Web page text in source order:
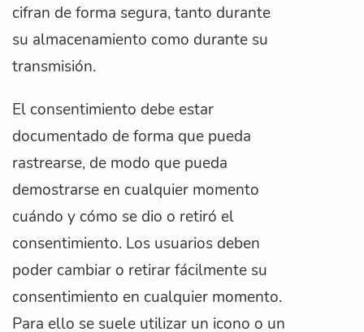
cifran de forma segura, tanto durante
su almacenamiento como durante su
transmisión.
El consentimiento debe estar
documentado de forma que pueda
rastrearse, de modo que pueda
demostrarse en cualquier momento
cuándo y cómo se dio o retiró el
consentimiento. Los usuarios deben
poder cambiar o retirar fácilmente su
consentimiento en cualquier momento.
Para ello se suele utilizar un icono o un